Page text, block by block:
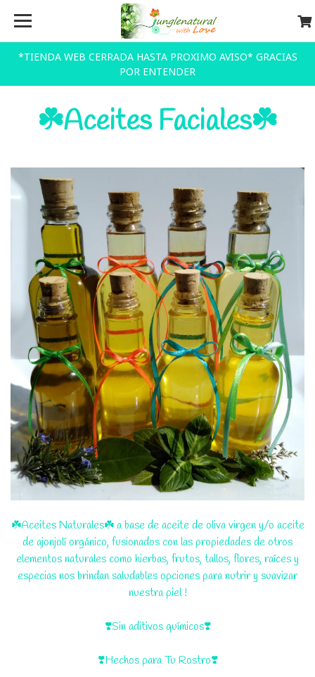
*TIENDA WEB CERRADA HASTA PROXIMO AVISO* GRACIAS
POR ENTENDER
☘️ Aceites Faciales☘️
☘️Aceites Naturales☘️ a base de aceite de oliva virgen y/o aceite
de ajonjolí orgánico, fusionados con las propiedades de otros
elementos naturales como hierbas, frutos, tallos, flores, raíces y
especias nos brindan saludables opciones para nutrir y suavizar
nuestra piel !
❣️Sin aditivos químicos❣️
❣️Hechos para Tu Rostro❣️